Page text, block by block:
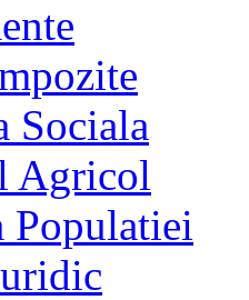
Sociala
Agricol
Populatiei